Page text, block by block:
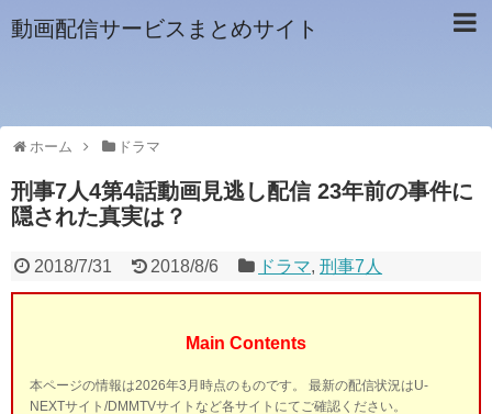
動画配信サービスまとめサイト
ホーム ドラマ
刑事7人4第4話動画見逃し配信 23年前の事件に
隠された真実は？
2018/7/31 2018/8/6 ドラマ,刑事7人
Main Contents
本ページの情報は2026年3月時点のものです。 最新の配信状況はU-
NEXTサイト/DMMTVサイトなど各サイトにてご確認ください。